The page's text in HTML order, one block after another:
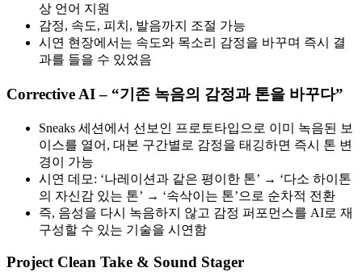
상 언어 지원
감정, 속도, 피치, 발음까지 조절 가능
시연 현장에서는 속도와 목소리 감정을 바꾸며 즉시 결
과를 들을 수 있었음
Corrective AI – “기존 녹음의 감정과 톤을 바꾸다”
Sneaks 세션에서 선보인 프로토타입으로 이미 녹음된 보
이스를 열어, 대본 구간별로 감정을 태깅하면 즉시 톤 변
경이 가능
시연 데모: ‘나레이션과 같은 평이한 톤’ → ‘다소 하이톤
의 자신감 있는 톤’ → ‘속삭이는 톤’으로 순차적 전환
즉, 음성을 다시 녹음하지 않고 감정 퍼포먼스를 AI로 재
구성할 수 있는 기술을 시연함
Project Clean Take & Sound Stager